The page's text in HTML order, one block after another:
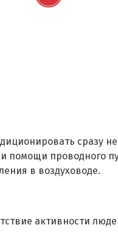
сразу
проводного
в воздуховоде.
активности